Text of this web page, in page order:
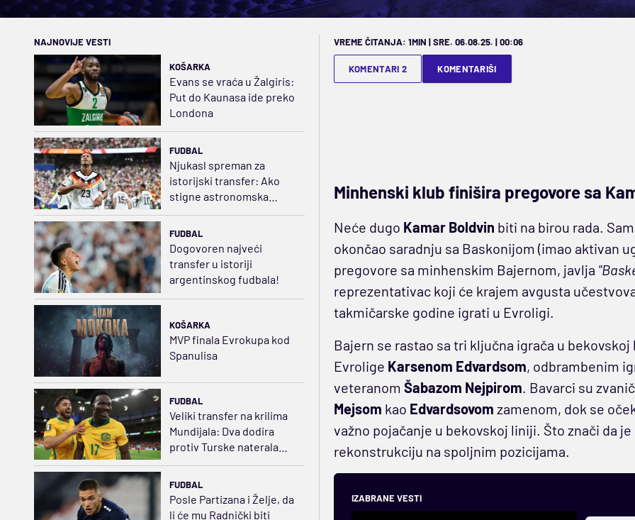
NAJNOVIJE VESTI
KOŠARKA
Evans se vraća u Žalgiris:
Put do Kaunasa ide preko
Londona
FUDBAL
Njukasl spreman za
istorijski transfer: Ako
stigne astronomska
FUDBAL
Dogovoren najveći
transfer u istoriji
argentinskog fudbala!
KOŠARKA
MVP finala Evrokupa kod
Spanulisa
FUDBAL
Veliki transfer na krilima
Mundijala: Dva dodira
protiv Turske naterala
Sporting da plati
FUDBAL
Posle Partizana i Želje, da
li će mu Radnički biti
VREME ČITANJA: 1MIN | SRE. 06.08.25. | 00:06
KOMENTARI 2 KOMENTARIŠI
Minhenski klub finišira pregovore sa
Neće dugo Kamar Boldvin biti na birou rada.
okončao saradnju sa Baskonijom (imao aktivan
pregovore sa minhenskim Bajernom, javlja
reprezentativac koji će krajem avgusta
takmičarske godine igrati u Evroligi.
Bajern se rastao sa tri ključna igrača u
Evrolige Karsenom Edvardsom, odbrambenim
veteranom Šabazom Nejpirom . Bavarci su
Mejsom kao Edvardsovom zamenom, dok se
važno pojačanje u bekovskoj liniji. Što znači da je
rekonstrukciju na spoljnim pozicijama.
IZABRANE VESTI